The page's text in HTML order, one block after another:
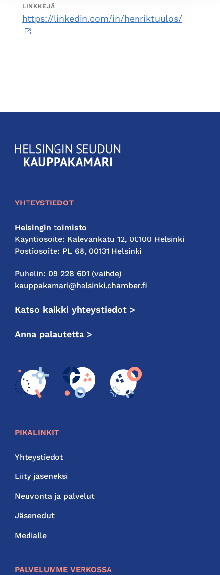
LINKKEJÄ
https://linkedin.com/in/henriktuulos/
KauppakamariHelsingin
seudun
YHTEYSTIEDOT
Helsingin toimisto
Käyntiosoite: Kalevankatu 12, 00100 Helsinki
Postiosoite: PL 68, 00131 Helsinki
Puhelin: 09 228 601 (vaihde)
kauppakamari@helsinki.chamber.fi
Katso kaikki yhteystiedot >
Anna palautetta >
PIKALINKIT
Yhteystiedot
Liity jäseneksi
Neuvonta ja palvelut
Jäsenedut
Medialle
PALVELUMME VERKOSSA